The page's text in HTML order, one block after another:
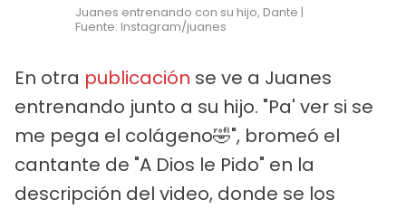
Juanes entrenando con su hijo, Dante |
Fuente: Instagram/juanes
En otra publicación se ve a Juanes
entrenando junto a su hijo. "Pa' ver si se
me pega el colágeno🤣", bromeó el
cantante de "A Dios le Pido" en la
descripción del video, donde se los